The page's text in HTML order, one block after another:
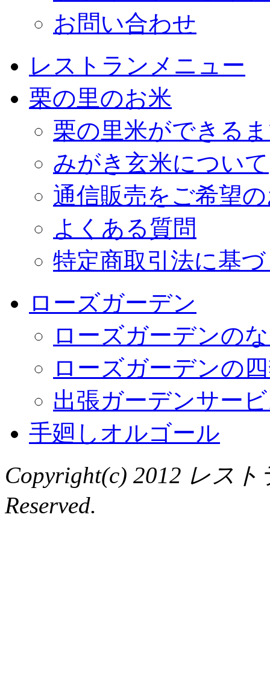
お問い合わせ
レストランメニュー
栗の里のお米
栗の里米ができる
みがき玄米について
通信販売をご希望
よくある質問
特定商取引法に基
ローズガーデン
ローズガーデンの
ローズガーデンの
出張ガーデンサー
手廻しオルゴール
Copyright(c) 2012 レス
Reserved.